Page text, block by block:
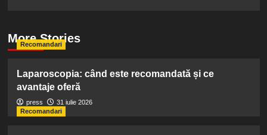
More Stories
Recomandari
Laparoscopia: când este recomandată și ce
avantaje oferă
press
31 iulie 2026
Recomandari